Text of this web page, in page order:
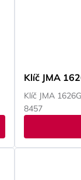
Klíč JMA
Klíč JMA
8457